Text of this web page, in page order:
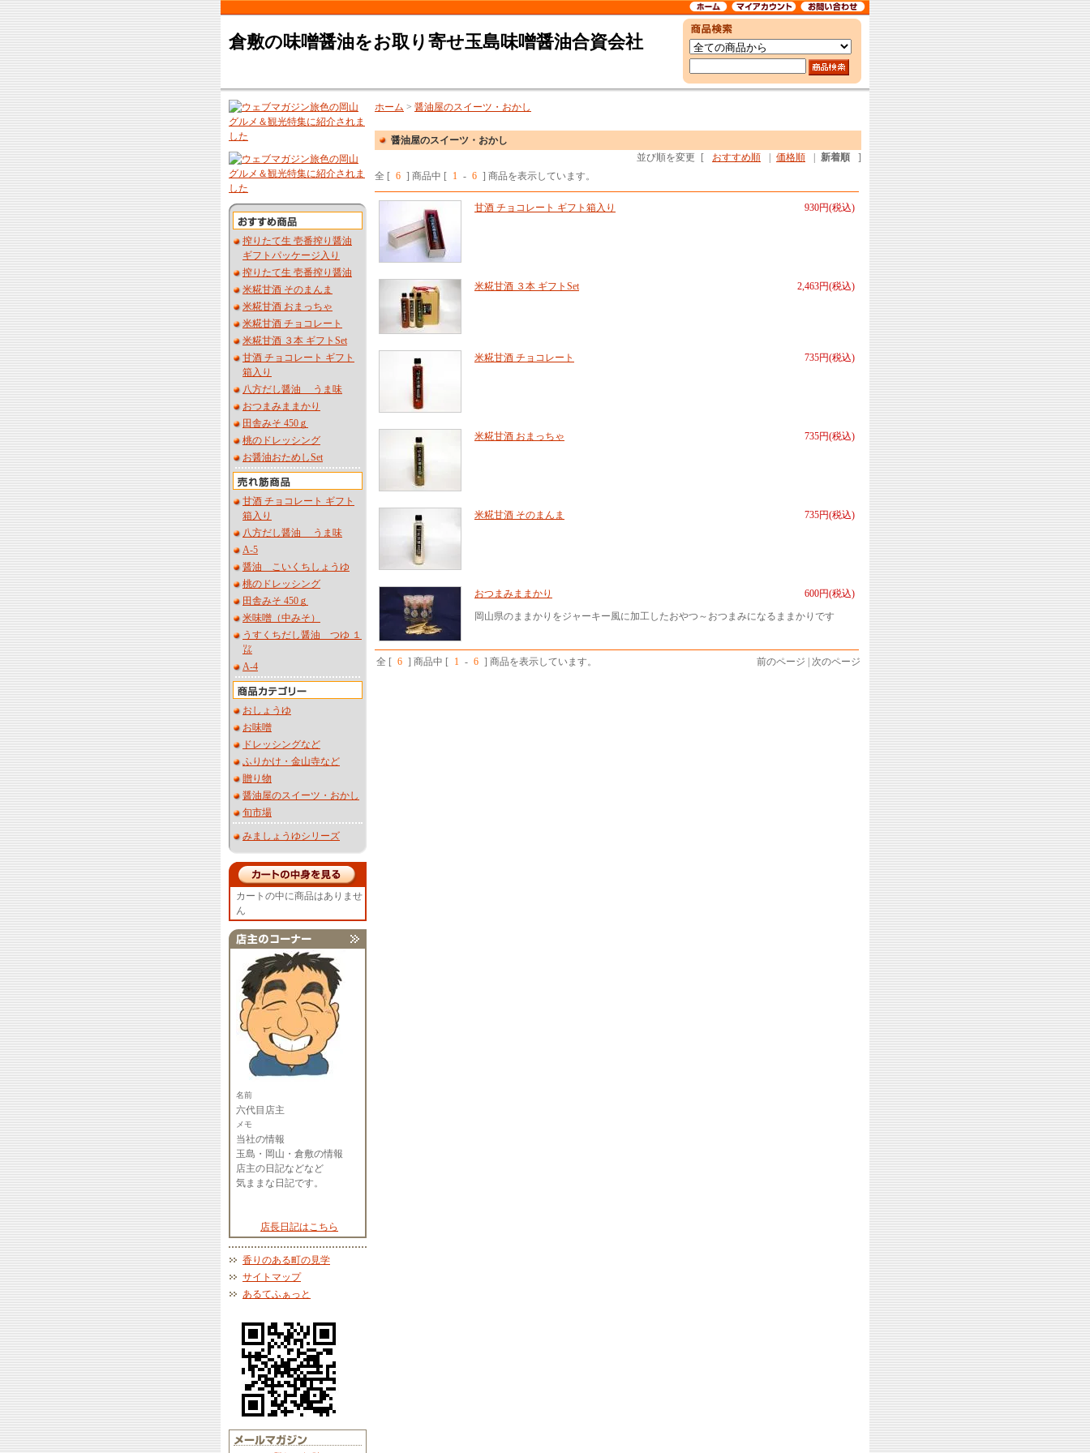
倉敷の味噌醤油をお取り寄せ玉島味噌醤油合資会社
搾りたて生 壱番搾り醤油
ギフトパッケージ入り
搾りたて生 壱番搾り醤油
米糀甘酒 そのまんま
米糀甘酒 おまっちゃ
米糀甘酒 チョコレート
米糀甘酒 ３本 ギフトSet
甘酒 チョコレート ギフト
箱入り
八方だし醤油 うま味
おつまみままかり
田舎みそ 450ｇ
桃のドレッシング
お醤油おためしSet
甘酒 チョコレート ギフト
箱入り
八方だし醤油 うま味
A-5
醤油 こいくちしょうゆ
桃のドレッシング
田舎みそ 450ｇ
米味噌（中みそ）
うすくちだし醤油 つゆ １
㍑
A-4
おしょうゆ
お味噌
ドレッシングなど
ふりかけ・金山寺など
贈り物
醤油屋のスイーツ・おかし
旬市場
みましょうゆシリーズ
カートの中に商品はありませ
ん
名前
六代目店主
メモ
当社の情報
玉島・岡山・倉敷の情報
店主の日記などなど
気ままな日記です。
店長日記はこちら
香りのある町の見学
サイトマップ
あるてふぁっと
ホーム > 醤油屋のスイーツ・おかし
醤油屋のスイーツ・おかし
並び順を変更
[ おすすめ順 価格順 新着順
]
全 [ 6 ] 商品中 [ 1 - 6 ] 商品を表示しています。
930円(税込)
甘酒 チョコレート ギフト箱入り
2,463円(税込)
米糀甘酒 ３本 ギフトSet
735円(税込)
米糀甘酒 チョコレート
735円(税込)
米糀甘酒 おまっちゃ
735円(税込)
米糀甘酒 そのまんま
600円(税込)
おつまみままかり
岡山県のままかりをジャーキー風に加工したおやつ～おつまみになるままかりです
全 [ 6 ] 商品中 [ 1 - 6 ] 商品を表示しています。 前のページ | 次のページ